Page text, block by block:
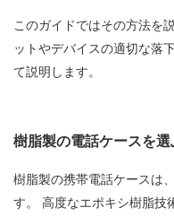
このガイドではその方法を
ットやデバイスの適切な落
て説明します。
樹脂製の電話ケースを
樹脂製の携帯電話ケースは
す。 高度なエポキシ樹脂技